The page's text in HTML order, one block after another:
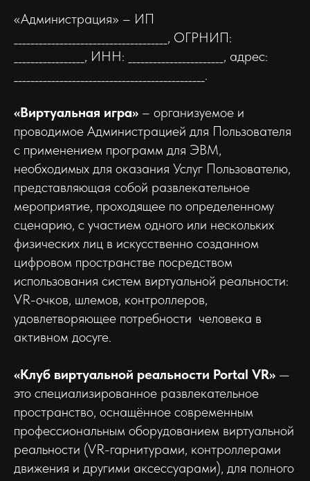
«Администрация» – ИП
_____________________________________, ОГРНИП:
_________________, ИНН: _______________________, адрес:
______________________________________________.
«Виртуальная игра» – организуемое и
проводимое Администрацией для Пользователя
с применением программ для ЭВМ,
необходимых для оказания Услуг Пользователю,
представляющая собой развлекательное
мероприятие, проходящее по определенному
сценарию, с участием одного или нескольких
физических лиц в искусственно созданном
цифровом пространстве посредством
использования систем виртуальной реальности:
VR-очков, шлемов, контроллеров,
удовлетворяющее потребности человека в
активном досуге.
«Клуб виртуальной реальности Portal VR» —
это специализированное развлекательное
пространство, оснащённое современным
профессиональным оборудованием виртуальной
реальности (VR-гарнитурами, контроллерами
движения и другими аксессуарами), для полного